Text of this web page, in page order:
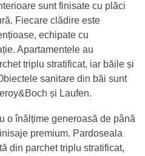
sunt finisate cu plăci
Fiecare clădire este
echipate cu
Apartamentele au
triplu stratificat, iar băile și
sanitare din băi sunt
și Laufen.
o înălțime generoasă de până
premium. Pardoseala
din parchet triplu stratificat,